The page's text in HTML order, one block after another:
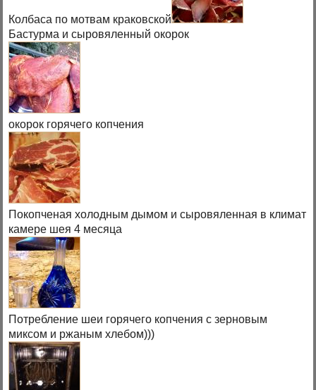
Колбаса по мотвам краковской
Бастурма и сыровяленный окорок
окорок горячего копчения
Покопченая холодным дымом и сыровяленная в климат
камере шея 4 месяца
Потребление шеи горячего копчения с зерновым
миксом и ржаным хлебом)))